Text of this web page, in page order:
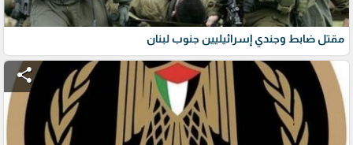
مقتل ضابط وجندي إسرائيليين جنوب لبنان
share